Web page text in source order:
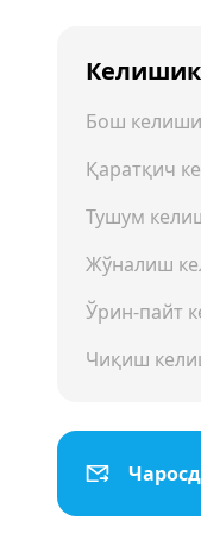
Бош
Қаратқич
Тушум
Жўналиш
Ўрин-пайт
Чиқиш